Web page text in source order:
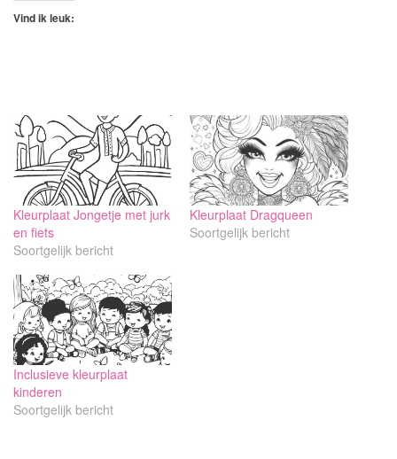
Vind ik leuk:
Kleurplaat Jongetje met jurk
en fiets
Soortgelijk bericht
Kleurplaat Dragqueen
Soortgelijk bericht
Inclusieve kleurplaat
kinderen
Soortgelijk bericht